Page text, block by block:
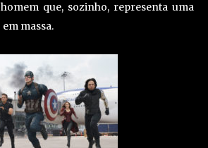
que, sozinho, representa uma
massa.